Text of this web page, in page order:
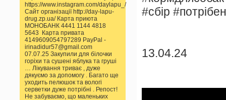
https://www.instagram.com/daylapu_/
Сайт організації http://day-lapu-
drug.zp.ua/ Карта приюта
МОНОБАНК 4441 1144 4818
5643 Карта привата
4149609054797289 PayPal -
irinadidur57@gmail.com
07.07.25 Закупили для білочки
горіхи та сушені яблука та груші
… Лікування триває , дуже
дякуємо за допомогу . Багато ще
уходить пелюшок та вологі
серветки дуже потрібні . Репост!
Не забуваємо, що маленьких
#сбір
13.04.24